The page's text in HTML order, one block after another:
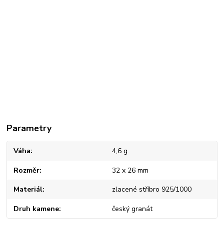
Parametry
Váha 4,6 g
Rozměr 32 x 26 mm
Materiál zlacené stříbro 925/1000
Druh kamene český granát